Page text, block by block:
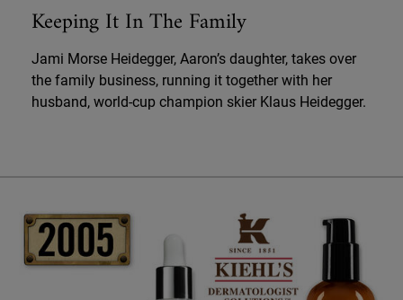
Keeping It In The Family
Jami Morse Heidegger, Aaron’s daughter, takes over
the family business, running it together with her
husband, world-cup champion skier Klaus Heidegger.